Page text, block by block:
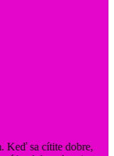
Keď sa cítite dobre,